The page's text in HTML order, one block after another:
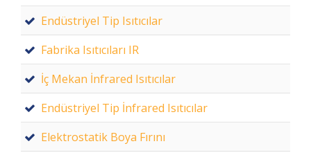
Endüstriyel Tip Isıtıcılar
Fabrika Isıtıcıları IR
İç Mekan İnfrared Isıtıcılar
Endüstriyel Tip İnfrared Isıtıcılar
Elektrostatik Boya Fırını